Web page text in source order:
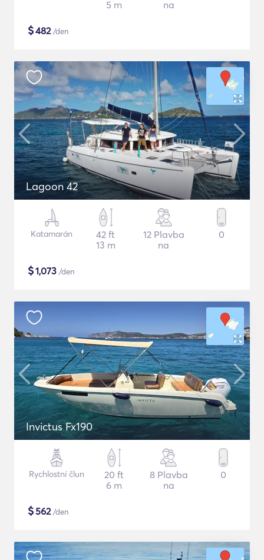
5 m
na
$482/den
Lagoon 42
Katamarán
42 ft
13 m
12 Plavba
na
0
$1,073 /den
Invictus Fx190
Rychlostní člun
20 ft
6 m
8 Plavba
na
0
$562/den